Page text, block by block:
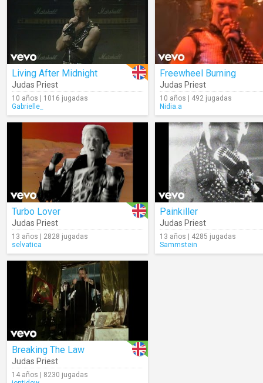
Living After Midnight
Judas Priest
10 años | 1016 jugadas
Gabrielle_
Freewheel Burning
Judas Priest
10 años | 492 jugadas
Nidia.a
Turbo Lover
Judas Priest
13 años | 2828 jugadas
selvatica
Painkiller
Judas Priest
13 años | 4285 jugadas
Sammstein
Breaking The Law
Judas Priest
14 años | 8230 jugadas